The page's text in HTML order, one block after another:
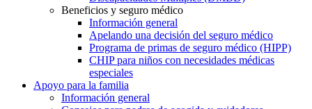
Beneficios y seguro médico
Información general
Apelando una decisión del seguro médico
Programa de primas de seguro médico (HIPP)
CHIP para niños con necesidades médicas
especiales
Apoyo para la familia
Información general